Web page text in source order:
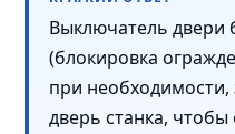
Выключатель двери
(блокировка
при
дверь станка,